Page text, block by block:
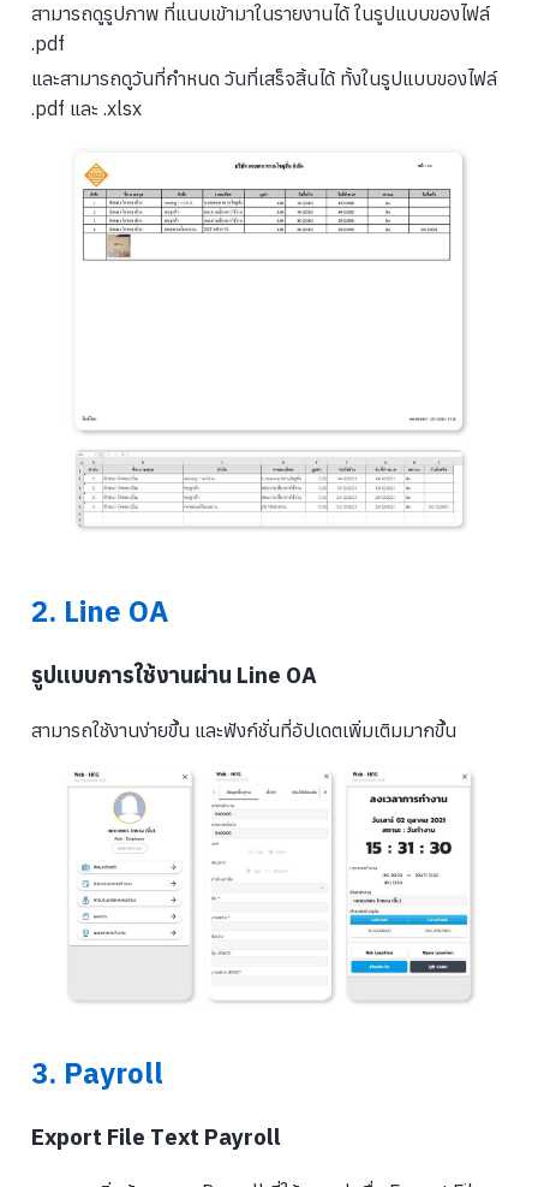
สามารถดูรูปภาพ ที่แนบเข้ามาในรายงานได้ ในรูปแบบของไฟล์
.pdf
และสามารถดูวันที่กำหนด วันที่เสร็จสิ้นได้ ทั้งในรูปแบบของไฟล์
.pdf และ .xlsx
2. Line OA
รูปแบบการใช้งานผ่าน Line OA
สามารถใช้งานง่ายขึ้น และฟังก์ชั่นที่อัปเดตเพิ่มเติมมากขึ้น
3. Payroll
Export File Text Payroll